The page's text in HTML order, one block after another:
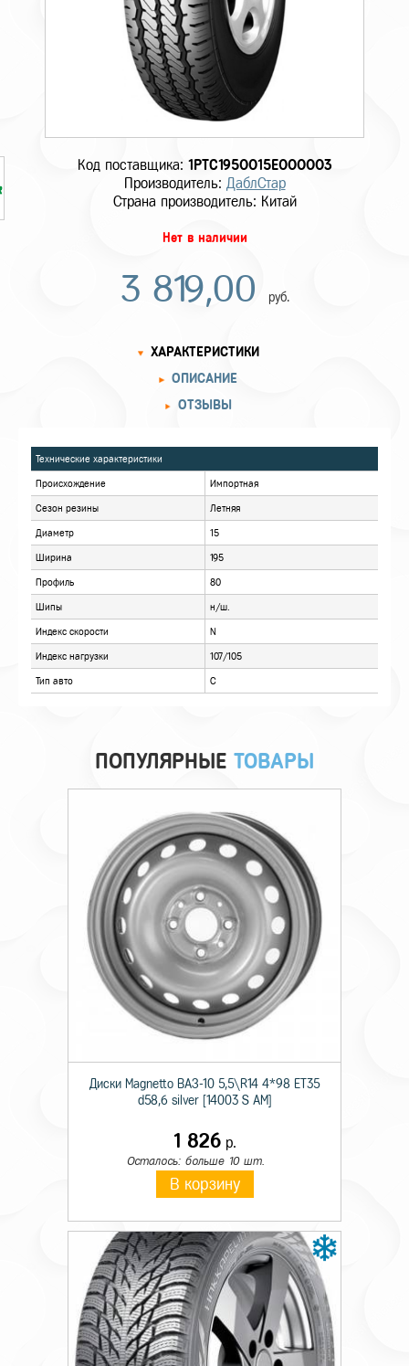
Код поставщика: 1PTC1950015E000003
Производитель: ДаблСтар
Страна производитель: Китай
Нет в наличии
3 819,00 руб.
ОПИСАНИЕ
ОТЗЫВЫ
Технические характеристики
Происхождение Импортная
Сезон резины
Ширина 195
Индекс нагрузки 107/105
Тип авто C
ПОПУЛЯРНЫЕ ТОВАРЫ
Диски Magnetto ВАЗ-10 5,5\R14 4*98 ET35
d58,6 silver [14003 S AM]
1 826р.
Осталось: больше 10 шт.
В корзину